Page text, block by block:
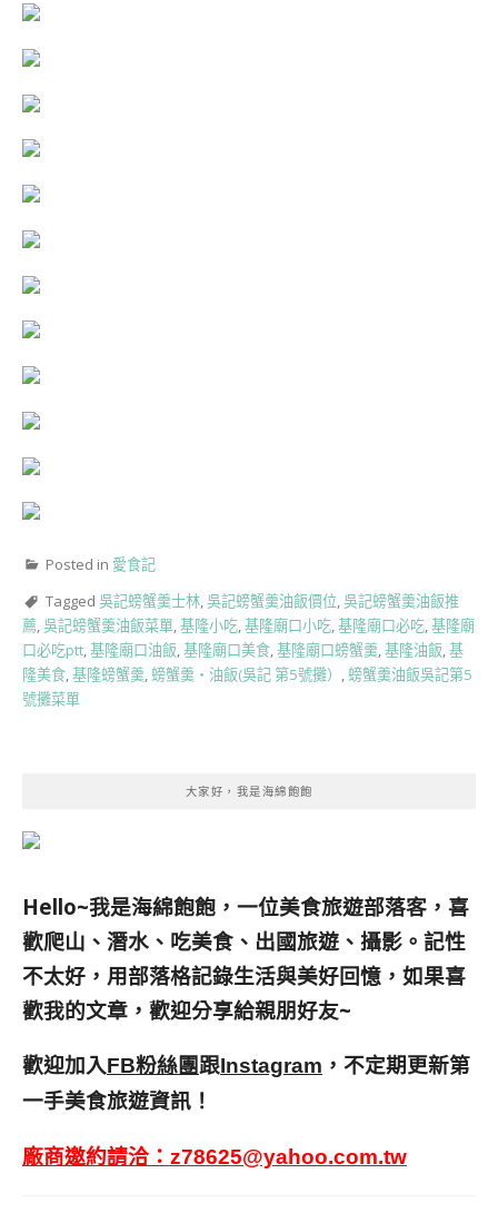
Posted in 愛食記
Tagged 吳記螃蟹羹士林,吳記螃蟹羹油飯價位,吳記螃蟹羹油飯推
薦,吳記螃蟹羹油飯菜單,基隆小吃,基隆廟口小吃,基隆廟口必吃,基隆廟
口必吃ptt,基隆廟口油飯,基隆廟口美食,基隆廟口螃蟹羹,基隆油飯,基
隆美食,基隆螃蟹羹, 螃蟹羹‧油飯(吳記 第5號攤） , 螃蟹羹油飯吳記第5
號攤菜單
大家好，我是海綿飽飽
Hello~我是海綿飽飽，一位美食旅遊部落客， 喜
歡爬山、潛水、吃美食、出國旅遊、攝影。 記性
不太好，用部落格記錄生活與美好回憶， 如果喜
歡我的文章，歡迎分享給親朋好友~
歡迎加入FB粉絲團跟Instagram ，不定期更新第
一手美食旅遊資訊！
廠商邀約請洽： z78625@yahoo.com.tw